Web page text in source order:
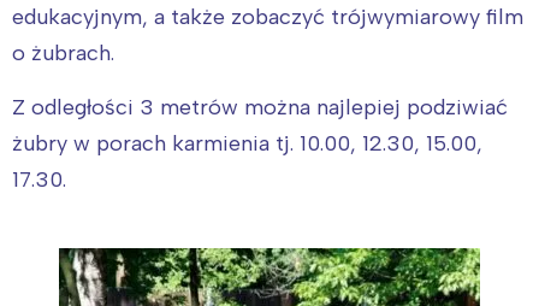
edukacyjnym, a także zobaczyć trójwymiarowy film
o żubrach.
Z odległości 3 metrów można najlepiej podziwiać
żubry w porach karmienia tj. 10.00, 12.30, 15.00,
17.30.